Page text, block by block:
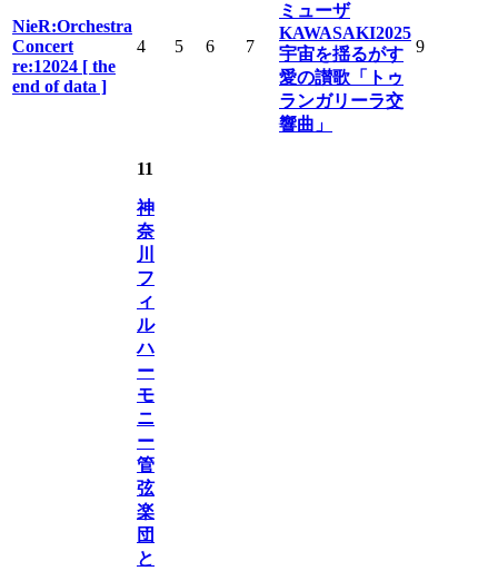
NieR:Orchestra
Concert
re:12024 [ the
end of data ]
4 5 6 7
ミューザ
KAWASAKI2025
宇宙を揺るがす
愛の讃歌「トゥ
ランガリーラ交
響曲」
9
11
神
奈
川
フ
ィ
ル
ハ
ー
モ
ニ
ー
管
弦
楽
団
と